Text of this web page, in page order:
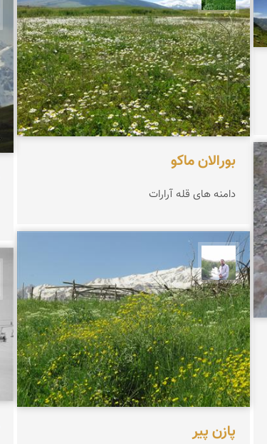
بورالان ماکو
دامنه های قله آرارات
مهرداد زینلیان
پازن پیر